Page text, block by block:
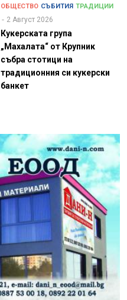
ОБЩЕСТВО СЪБИТИЯ ТРАДИЦИИ
2 Август 2026
Кукерската група
„Махалата“ от Крупник
събра стотици на
традиционния си кукерски
банкет